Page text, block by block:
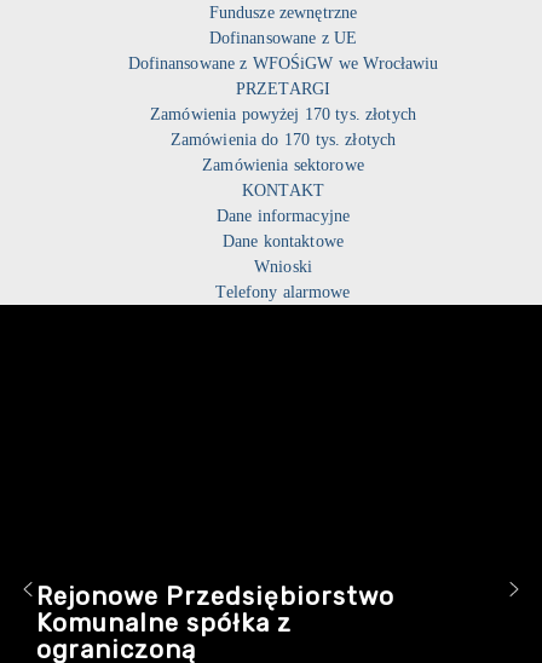
Fundusze zewnętrzne
Dofinansowane z UE
Dofinansowane z WFOŚiGW we Wrocławiu
PRZETARGI
Zamówienia powyżej 170 tys. złotych
Zamówienia do 170 tys. złotych
Zamówienia sektorowe
KONTAKT
Dane informacyjne
Dane kontaktowe
Wnioski
Telefony alarmowe
Rejonowe Przedsiębiorstwo
Komunalne spółka z
ograniczoną